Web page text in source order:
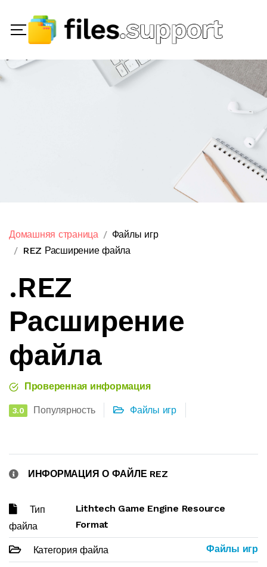
Домашняя страница
Файлы игр
REZ Расширение файла
.REZ
Расширение
файла
Проверенная информация
3.0 Популярность Файлы игр
ИНФОРМАЦИЯ О ФАЙЛЕ REZ
Тип
файла
Lithtech Game Engine Resource
Format
Категория файла Файлы игр